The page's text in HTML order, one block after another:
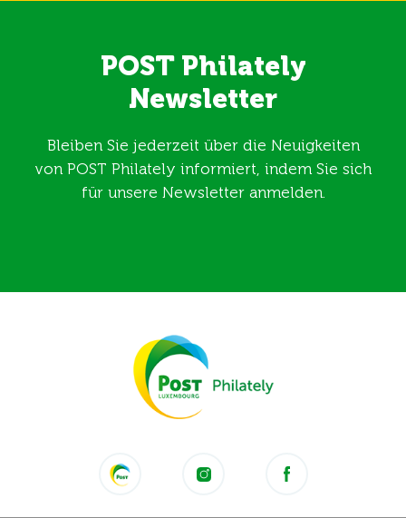
POST Philately
Newsletter
Bleiben Sie jederzeit über die Neuigkeiten
von POST Philately informiert, indem Sie sich
für unsere Newsletter anmelden.